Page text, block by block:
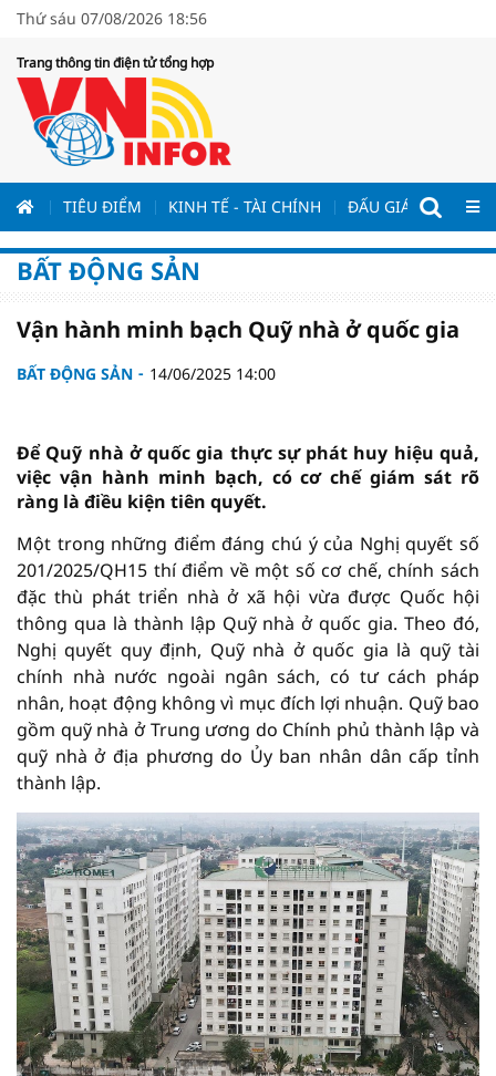
Thứ sáu 07/08/2026 18:56
Trang thông tin điện tử tổng hợp
TIÊU ĐIỂM KINH TẾ - TÀI CHÍNH ĐẤU GIÁ - ĐẤU
BẤT ĐỘNG SẢN
Vận hành minh bạch Quỹ nhà ở quốc gia
BẤT ĐỘNG SẢN 14/06/2025 14:00
Để Quỹ nhà ở quốc gia thực sự phát huy hiệu quả,
việc vận hành minh bạch, có cơ chế giám sát rõ
ràng là điều kiện tiên quyết.
Một trong những điểm đáng chú ý của Nghị quyết số
201/2025/QH15 thí điểm về một số cơ chế, chính sách
đặc thù phát triển nhà ở xã hội vừa được Quốc hội
thông qua là thành lập Quỹ nhà ở quốc gia. Theo đó,
Nghị quyết quy định, Quỹ nhà ở quốc gia là quỹ tài
chính nhà nước ngoài ngân sách, có tư cách pháp
nhân, hoạt động không vì mục đích lợi nhuận. Quỹ bao
gồm quỹ nhà ở Trung ương do Chính phủ thành lập và
quỹ nhà ở địa phương do Ủy ban nhân dân cấp tỉnh
thành lập.